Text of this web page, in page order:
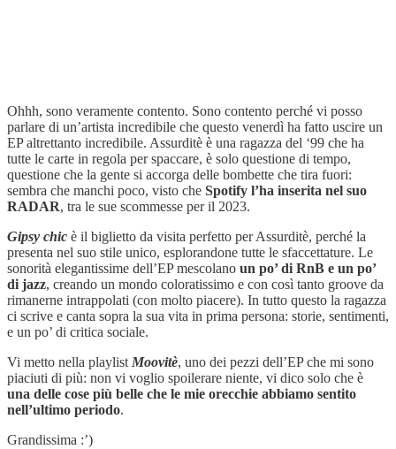
Ohhh, sono veramente contento. Sono contento perché vi posso
parlare di un’artista incredibile che questo venerdì ha fatto uscire un
EP altrettanto incredibile. Assurditè è una ragazza del ‘99 che ha
tutte le carte in regola per spaccare, è solo questione di tempo,
questione che la gente si accorga delle bombette che tira fuori:
sembra che manchi poco, visto che Spotify l’ha inserita nel suo
RADAR, tra le sue scommesse per il 2023.
Gipsy chic è il biglietto da visita perfetto per Assurditè, perché la
presenta nel suo stile unico, esplorandone tutte le sfaccettature. Le
sonorità elegantissime dell’EP mescolano un po’ di RnB e un po’
di jazz, creando un mondo coloratissimo e con così tanto groove da
rimanerne intrappolati (con molto piacere). In tutto questo la ragazza
ci scrive e canta sopra la sua vita in prima persona: storie, sentimenti,
e un po’ di critica sociale.
Vi metto nella playlist Moovitè, uno dei pezzi dell’EP che mi sono
piaciuti di più: non vi voglio spoilerare niente, vi dico solo che è
una delle cose più belle che le mie orecchie abbiamo sentito
nell’ultimo periodo.
Grandissima :’)